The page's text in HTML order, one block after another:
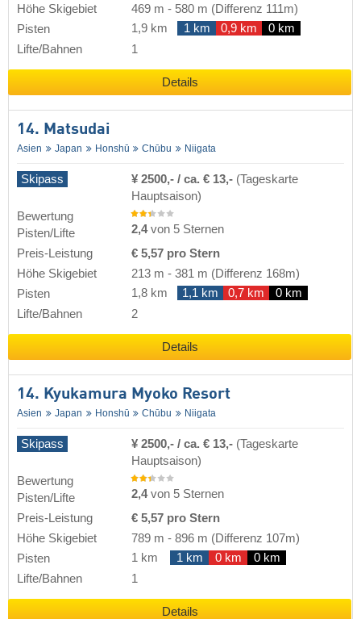
Höhe Skigebiet
469 m - 580 m (Differenz 111m)
Pisten
1,9 km 1 km 0,9 km
0 km
Lifte/Bahnen
1
Details
14. Matsudai
Asien Japan Honshū Chūbu Niigata
Skipass ¥ 2500,- / ca. € 13,- (Tageskarte
Hauptsaison)
Bewertung
Pisten/Lifte
2,4von 5 Sternen
Preis-Leistung
€ 5,57 pro Stern
Höhe Skigebiet
213 m - 381 m (Differenz 168m)
Pisten
1,8 km 1,1 km 0,7 km
0 km
Lifte/Bahnen
2
Details
14. Kyukamura Myoko Resort
Asien Japan Honshū Chūbu Niigata
Skipass ¥ 2500,- / ca. € 13,- (Tageskarte
Hauptsaison)
Bewertung
Pisten/Lifte
2,4von 5 Sternen
Preis-Leistung
€ 5,57 pro Stern
Höhe Skigebiet
789 m - 896 m (Differenz 107m)
Pisten
1 km 1 km 0 km
0 km
Lifte/Bahnen
1
Details